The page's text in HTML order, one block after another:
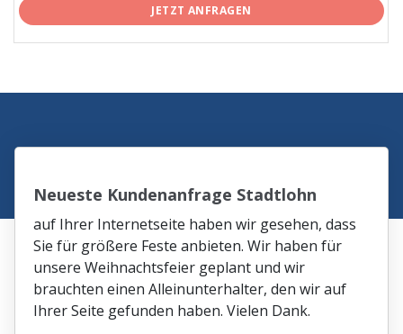
JETZT ANFRAGEN
Neueste Kundenanfrage Stadtlohn
auf Ihrer Internetseite haben wir gesehen, dass
Sie für größere Feste anbieten. Wir haben für
unsere Weihnachtsfeier geplant und wir
brauchten einen Alleinunterhalter, den wir auf
Ihrer Seite gefunden haben. Vielen Dank.